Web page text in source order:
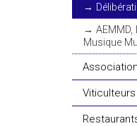
Musique
Viticulteurs